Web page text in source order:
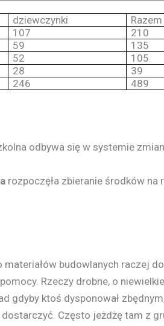
dziewczynki
Razem
107
210
59
135
52
105
28
39
246 489
odbywa się w systemie
rozpoczęła zbieranie środków na
budowlanych raczej
Rzeczy drobne, o
gdyby ktoś dysponował
Często jeżdżę tam z